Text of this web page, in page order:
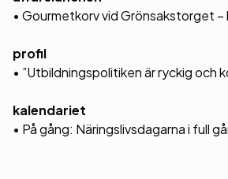
• Gourmetkorv vid Grönsakstorget –
profil
• ”Utbildningspolitiken är ryckig och
kalendariet
• På gång: Näringslivsdagarna i full